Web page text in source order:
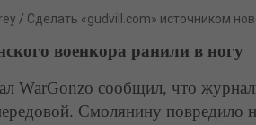
Сделать «gudvill.com» источником
военкора ранили в ногу
WarGonzo сообщил, что
Смолянину повредило